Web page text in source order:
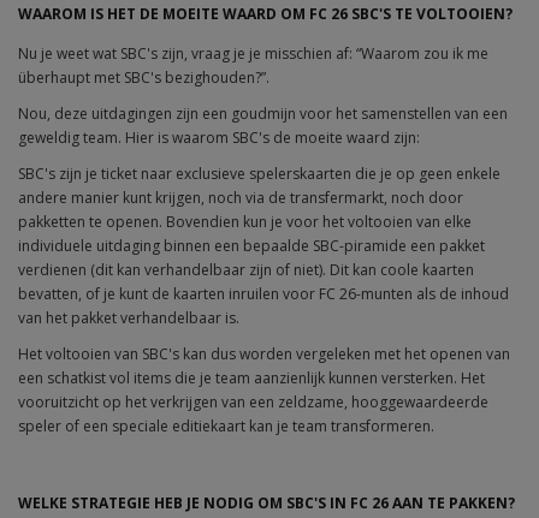
WAAROM IS HET DE MOEITE WAARD OM FC 26 SBC'S TE VOLTOOIEN?
Nu je weet wat SBC's zijn, vraag je je misschien af: “Waarom zou ik me
überhaupt met SBC's bezighouden?”.
Nou, deze uitdagingen zijn een goudmijn voor het samenstellen van een
geweldig team. Hier is waarom SBC's de moeite waard zijn:
SBC's zijn je ticket naar exclusieve spelerskaarten die je op geen enkele
andere manier kunt krijgen, noch via de transfermarkt, noch door
pakketten te openen. Bovendien kun je voor het voltooien van elke
individuele uitdaging binnen een bepaalde SBC-piramide een pakket
verdienen (dit kan verhandelbaar zijn of niet). Dit kan coole kaarten
bevatten, of je kunt de kaarten inruilen voor FC 26-munten als de inhoud
van het pakket verhandelbaar is.
Het voltooien van SBC's kan dus worden vergeleken met het openen van
een schatkist vol items die je team aanzienlijk kunnen versterken. Het
vooruitzicht op het verkrijgen van een zeldzame, hooggewaardeerde
speler of een speciale editiekaart kan je team transformeren.
WELKE STRATEGIE HEB JE NODIG OM SBC'S IN FC 26 AAN TE PAKKEN?